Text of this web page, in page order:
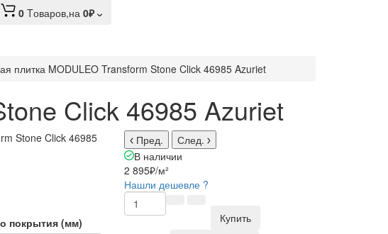
0 Tоваров,на 0₽
плитка MODULEO Transform Stone Click 46985 Azuriet
Click 46985 Azuriet
Stone Click 46985
покрытия (мм)
Пред.
След.
В наличии
2 895₽/м²
Нашли дешевле ?
Купить